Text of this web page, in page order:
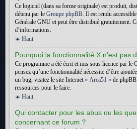
Ce logiciel (dans sa forme originale) est produit,
détenu par le Groupe phpBB. Il est rendu
Générale GNU et peut être distribué gratuitement.
d’informations.
Haut
Pourquoi la fonctionnalité X n’est pas
Ce programme a été écrit et mis sous licence par
pensez qu’une fonctionnalité nécessite d’être
un bug, visitez le site Internet« Area51 » de
ressources pour le faire.
Haut
Qui contacter pour les abus ou les
concernant ce forum ?